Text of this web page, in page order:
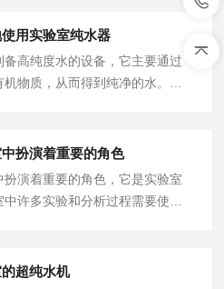
作用。
用实验室纯水器
高纯度水的设备，它主要通过
物质，从而得到纯净的水。在
扮演着重要的角色
演着重要的角色，它是实验室
许多实验和分析过程需要使用
超纯水机